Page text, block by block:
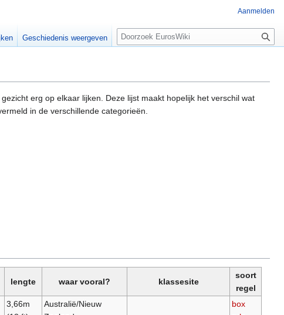
erg op elkaar lijken. Deze lijst maakt hopelijk het verschil wat
in de verschillende categorieën.
lengte waar vooral? klassesite
soort
regel
3,66m
Australië/Nieuw
box
Aanmelden
Geschiedenis weergeven
Z
o
e
n